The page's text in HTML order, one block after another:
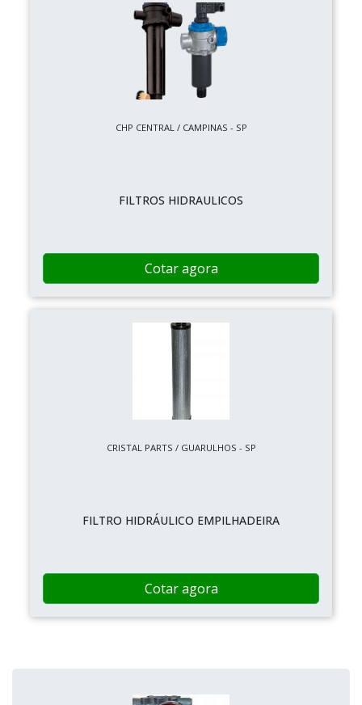
CHP CENTRAL / CAMPINAS - SP
FILTROS HIDRAULICOS
Cotar agora
CRISTAL PARTS / GUARULHOS - SP
FILTRO HIDRÁULICO EMPILHADEIRA
Cotar agora